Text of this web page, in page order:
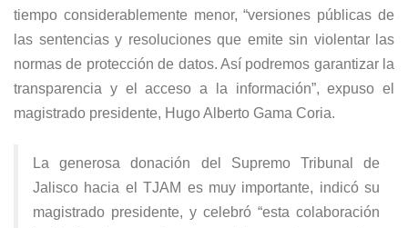
tiempo considerablemente menor, “versiones públicas de
las sentencias y resoluciones que emite sin violentar las
normas de protección de datos. Así podremos garantizar la
transparencia y el acceso a la información”, expuso el
magistrado presidente, Hugo Alberto Gama Coria.
La generosa donación del Supremo Tribunal de
Jalisco hacia el TJAM es muy importante, indicó su
magistrado presidente, y celebró “esta colaboración